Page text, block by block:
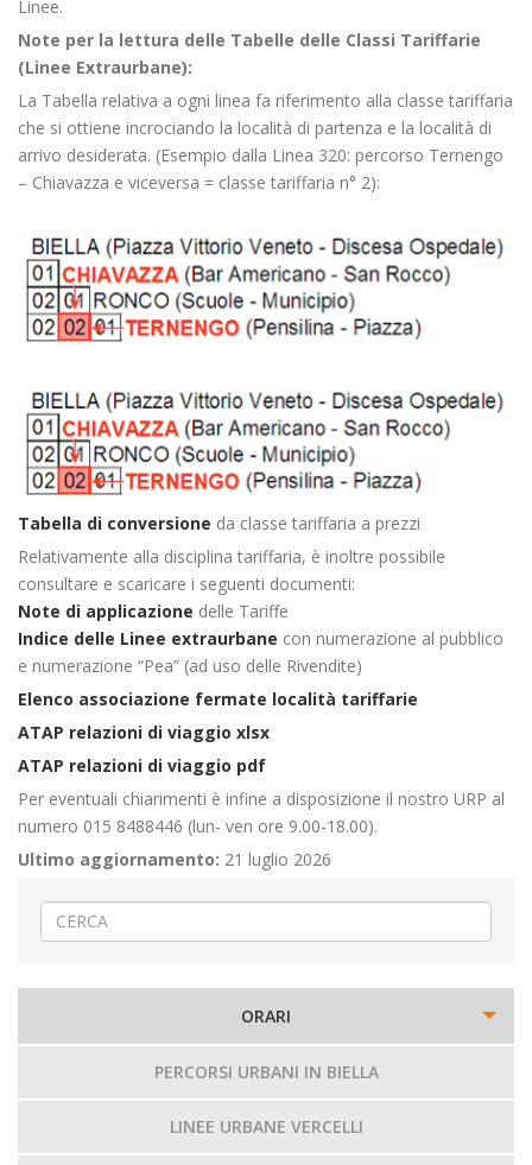
Linee.
Note per la lettura delle Tabelle delle Classi Tariffarie
(Linee Extraurbane):
La Tabella relativa a ogni linea fa riferimento alla classe tariffaria
che si ottiene incrociando la località di partenza e la località di
arrivo desiderata. (Esempio dalla Linea 320: percorso Ternengo
– Chiavazza e viceversa = classe tariffaria n° 2):
Tabella di conversione da classe tariffaria a prezzi
Relativamente alla disciplina tariffaria, è inoltre possibile
consultare e scaricare i seguenti documenti:
Note di applicazione delle Tariffe
Indice delle Linee extraurbane con numerazione al pubblico
e numerazione “Pea” (ad uso delle Rivendite)
Elenco associazione fermate località tariffarie
ATAP relazioni di viaggio xlsx
ATAP relazioni di viaggio pdf
Per eventuali chiarimenti è infine a disposizione il nostro URP al
numero 015 8488446 (lun- ven ore 9.00-18.00).
Ultimo aggiornamento: 21 luglio 2026
ORARI
PERCORSI URBANI IN BIELLA
LINEE URBANE VERCELLI